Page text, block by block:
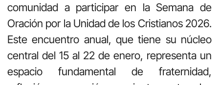
comunidad a participar en la Semana de
Oración por la Unidad de los Cristianos 2026.
Este encuentro anual, que tiene su núcleo
central del 15 al 22 de enero, representa un
espacio fundamental de fraternidad,